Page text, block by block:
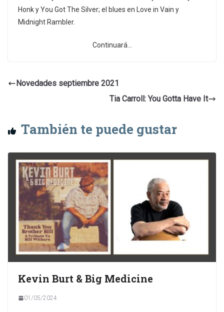
Honk y You Got The Silver; el blues en Love in Vain y
Midnight Rambler.
Continuará…
Novedades septiembre 2021
Tia Carroll: You Gotta Have It
También te puede gustar
Kevin Burt & Big Medicine
01/05/2024